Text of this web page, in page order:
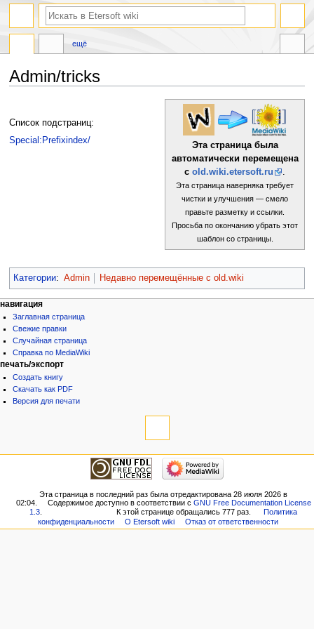
Admin/tricks
кк
Эта страница была
автоматически перемещена
сold.wiki.etersoft.ru
Эта страница наверняка требует
чистки и улучшения — смело
правьте разметку и ссылки.
Просьба по окончанию убрать этот
шаблон со страницы.
Список подстраниц:
Special:Prefixindex/
Категории: Admin Недавно перемещённые с old.wiki
ещё
навигация
Заглавная страница
Свежие правки
Случайная страница
Справка по MediaWiki
печать/экспорт
Создать книгу
Скачать как PDF
Версия для печати
Эта страница в последний раз была отредактирована 28 июля 2026 в
02:04.
Содержимое доступно в соответствии с GNU Free Documentation License
1.3
К этой странице обращались 777 раз.
Политика
конфиденциальности
О Etersoft wiki Отказ от ответственности